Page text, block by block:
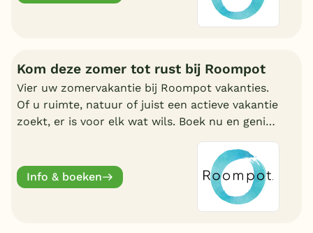
Kom deze zomer tot rust bij Roompot
Vier uw zomervakantie bij Roompot vakanties.
Of u ruimte, natuur of juist een actieve vakantie
zoekt, er is voor elk wat wils. Boek nu en geniet
Info & boeken